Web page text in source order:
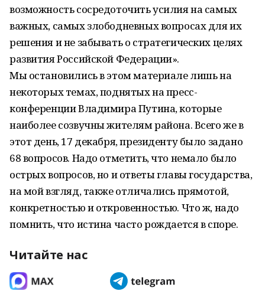
возможность сосредоточить усилия на самых
важных, самых злободневных вопросах для их
решения и не забывать о стратегических целях
развития Российской Федерации».
Мы остановились в этом материале лишь на
некоторых темах, поднятых на пресс-
конференции Владимира Путина, которые
наиболее созвучны жителям района. Всего же в
этот день, 17 декабря, президенту было задано
68 вопросов. Надо отметить, что немало было
острых вопросов, но и ответы главы государства,
на мой взгляд, также отличались прямотой,
конкретностью и откровенностью. Что ж, надо
помнить, что истина часто рождается в споре.
Читайте нас